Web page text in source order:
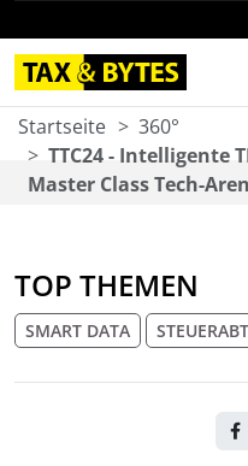
Startseite
360°
TTC24 - Intelligente
Master Class Tech-
TOP THEMEN
SMART DATA